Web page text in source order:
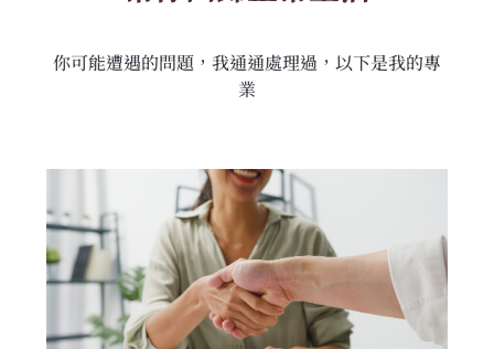
你可能遭遇的問題，我通通處理過，以下是我的專
業